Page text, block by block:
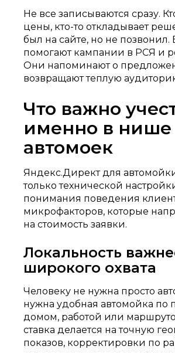
Не все записываются сразу.
цены, кто-то откладывает
был на сайте, но не позвонил.
помогают кампании в РСЯ и
Они напоминают о
возвращают теплую
Что важно
именно в нише
автомоек
Яндекс.Директ для
только технической
понимания поведения
микрофакторов, которые
на стоимость заявки.
Локальность
широкого охвата
Человеку не нужна просто
нужна удобная автомойка по
домом, работой или
ставка делается на точную
показов, корректировки по